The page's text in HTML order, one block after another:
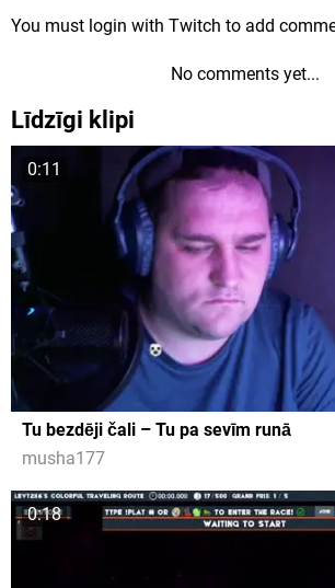
You must login with Twitch to add
No comments yet...
Līdzīgi klipi
0:11
Tu bezdēji čali – Tu pa sevīm runā
musha177
0:18